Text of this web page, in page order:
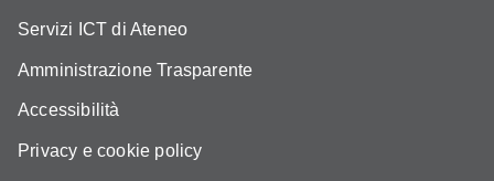
Servizi ICT di Ateneo
Amministrazione Trasparente
Accessibilità
Privacy e cookie policy